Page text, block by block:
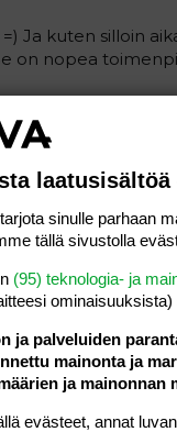
Ja kuten silloin
on nopea
hermoilit =)
tuli siitä kun
jätskiä ja katsoa
sinulle parhaan
tällä sivustolla
(95) teknologia- ja
ja palveluiden
mainonta ja
ja mainonnan
evästeet, annat